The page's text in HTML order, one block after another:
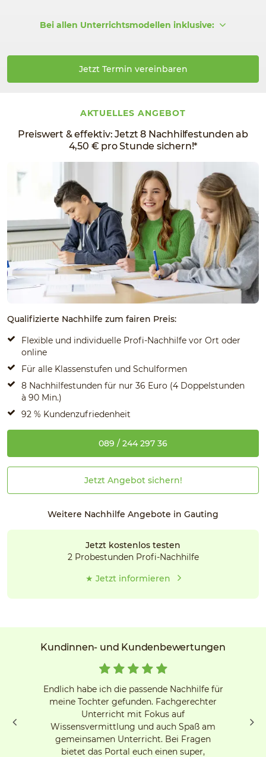
Bei allen Unterrichtsmodellen inklusive:
Jetzt Termin vereinbaren
AKTUELLES ANGEBOT
Preiswert & effektiv: Jetzt 8 Nachhilfestunden ab
4,50 € pro Stunde sichern!*
Qualifizierte Nachhilfe zum fairen Preis:
Flexible und individuelle Profi-Nachhilfe vor Ort oder
online
Für alle Klassenstufen und Schulformen
8 Nachhilfestunden für nur 36 Euro (4 Doppelstunden
à 90 Min.)
92 % Kundenzufriedenheit
089 / 244 297 36
Jetzt Angebot sichern!
Weitere Nachhilfe Angebote in Gauting
Jetzt kostenlos testen
2 Probestunden Profi-Nachhilfe
★ Jetzt informieren
Kundinnen- und Kundenbewertungen
Endlich habe ich die passende Nachhilfe für
meine Tochter gefunden. Fachgerechter
Unterricht mit Fokus auf
Wissensvermittlung und auch Spaß am
gemeinsamen Unterricht. Bei Fragen
bietet das Portal euch einen super,